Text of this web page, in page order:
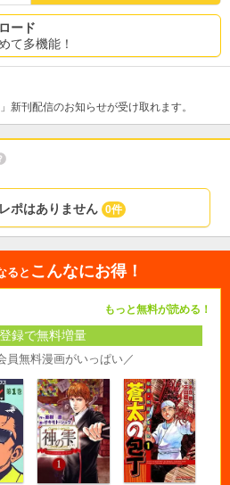
ード
て多機能！
新刊配信のお知らせが受け取れます。
ポはありません 0件
ると こんなにお得！
もっと無料が読める！
録で無料増量
員無料漫画がいっぱい／